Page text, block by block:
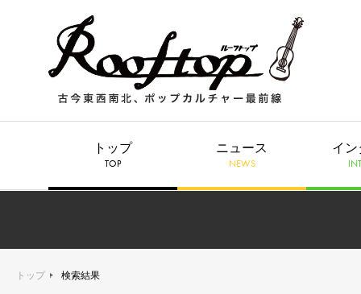
トップ
TOP
ニュース
NEWS
イン
トップ 検索結果